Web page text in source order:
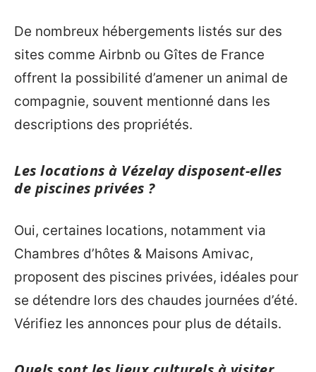
De nombreux hébergements listés sur des
sites comme Airbnb ou Gîtes de France
offrent la possibilité d’amener un animal de
compagnie, souvent mentionné dans les
descriptions des propriétés.
Les locations à Vézelay disposent-elles
de piscines privées ?
Oui, certaines locations, notamment via
Chambres d’hôtes & Maisons Amivac,
proposent des piscines privées, idéales pour
se détendre lors des chaudes journées d’été.
Vérifiez les annonces pour plus de détails.